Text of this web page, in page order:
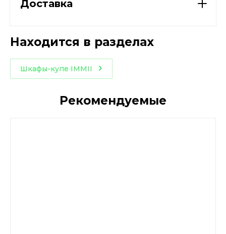
Доставка
Находится в разделах
Шкафы-купе IMMII
Рекомендуемые